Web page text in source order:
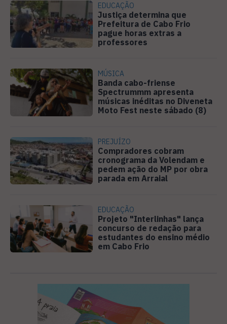
EDUCAÇÃO
Justiça determina que
Prefeitura de Cabo Frio
pague horas extras a
professores
MÚSICA
Banda cabo-friense
Spectrummm apresenta
músicas inéditas no Diveneta
Moto Fest neste sábado (8)
PREJUÍZO
Compradores cobram
cronograma da Volendam e
pedem ação do MP por obra
parada em Arraial
EDUCAÇÃO
Projeto "Interlinhas" lança
concurso de redação para
estudantes do ensino médio
em Cabo Frio